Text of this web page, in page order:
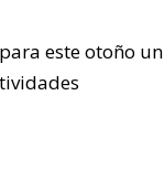
este otoño un